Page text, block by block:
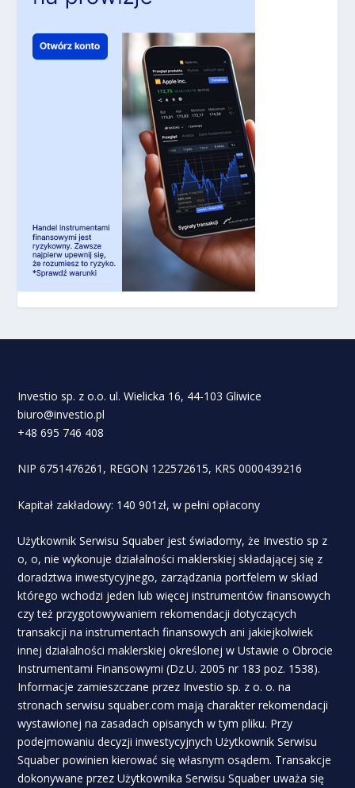
Investio sp. z o.o. ul. Wielicka 16, 44-103 Gliwice
biuro@investio.pl
+48 695 746 408
NIP 6751476261, REGON 122572615, KRS 0000439216
Kapitał zakładowy: 140 901zł, w pełni opłacony
Użytkownik Serwisu Squaber jest świadomy, że Investio sp z
o, o, nie wykonuje działalności maklerskiej składającej się z
doradztwa inwestycyjnego, zarządzania portfelem w skład
którego wchodzi jeden lub więcej instrumentów finansowych
czy też przygotowywaniem rekomendacji dotyczących
transakcji na instrumentach finansowych ani jakiejkolwiek
innej działalności maklerskiej określonej w Ustawie o Obrocie
Instrumentami Finansowymi (Dz.U. 2005 nr 183 poz. 1538).
Informacje zamieszczane przez Investio sp. z o. o. na
stronach serwisu squaber.com mają charakter rekomendacji
wystawionej na zasadach opisanych w tym pliku. Przy
podejmowaniu decyzji inwestycyjnych Użytkownik Serwisu
Squaber powinien kierować się własnym osądem. Transakcje
dokonywane przez Użytkownika Serwisu Squaber uważa się